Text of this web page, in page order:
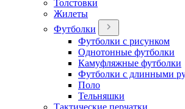
Толстовки
Жилеты
Футболки
Футболки с рисунком
Однотонные футболки
Камуфляжные футболки
Футболки с длинными
Поло
Тельняшки
Тактические перчатки